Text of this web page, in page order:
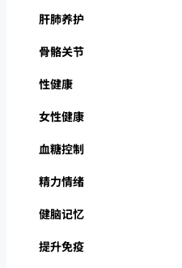
肝肺养护
骨骼关节
性健康
女性健康
血糖控制
精力情绪
健脑记忆
提升免疫